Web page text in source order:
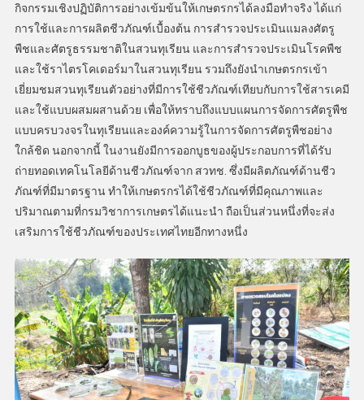
กิจกรรมเชิงปฏิบัติการอย่างเข้มข้นให้เกษตรกรได้ลงมือทำจริง ได้แก่
การใช้และการผลิตชีวภัณฑ์เบื้องต้น การสำรวจประเมินแมลงศัตรู
พืชและศัตรูธรรมชาติในสวนทุเรียน และการสำรวจประเมินโรคพืช
และใช้ราไตรโคเดอร์มาในสวนทุเรียน รวมถึงยังนำเกษตรกรเข้า
เยี่ยมชมสวนทุเรียนตัวอย่างที่มีการใช้ชีวภัณฑ์เทียบกับการใช้สารเคมี
และใช้แบบผสมผสานด้วย เพื่อให้ทราบถึงแบบแผนการจัดการศัตรูพืช
แบบครบวงจรในทุเรียนและองค์ความรู้ในการจัดการศัตรูพืชอย่าง
ใกล้ชิด นอกจากนี้ ในงานยังมีการออกบูธของผู้ประกอบการที่ได้รับ
ถ่ายทอดเทคโนโลยีด้านชีวภัณฑ์จาก สวทช. ซึ่งมีผลิตภัณฑ์ด้านชีว
ภัณฑ์ที่มีมาตรฐาน ทำให้เกษตรกรได้ใช้ชีวภัณฑ์ที่มีคุณภาพและ
ปริมาณตามที่กรมวิชาการเกษตรได้แนะนำ ถือเป็นส่วนหนึ่งที่จะส่ง
เสริมการใช้ชีวภัณฑ์ของประเทศไทยอีกทางหนึ่ง